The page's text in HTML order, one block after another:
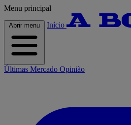
Menu principal
Abrir menu Início
Últimas Mercado Opinião